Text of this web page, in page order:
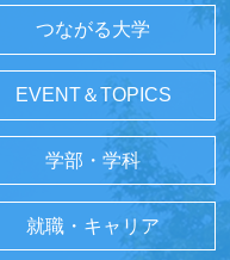
つながる大学
EVENT＆TOPICS
学部・学科
就職・キャリア